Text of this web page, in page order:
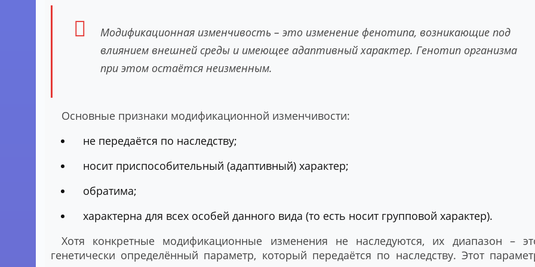
Модификационная изменчивость – это изменение фенотипа, возникающие под
влиянием внешней среды и имеющее адаптивный характер. Генотип организма
при этом остаётся неизменным.
Основные признаки модификационной изменчивости:
не передаётся по наследству;
носит приспособительный (адаптивный) характер;
обратима;
характерна для всех особей данного вида (то есть носит групповой характер).
Хотя конкретные модификационные изменения не наследуются, их диапазон –
генетически определённый параметр, который передаётся по наследству. Этот